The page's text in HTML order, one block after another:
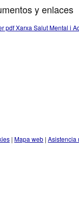
y enlaces
Xarxa Salut Mental i
| Mapa web | Asistencia